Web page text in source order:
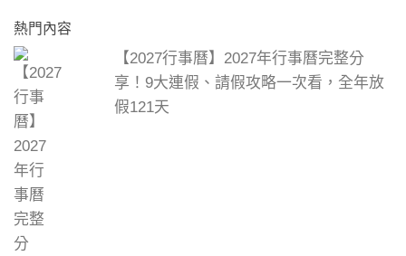
熱門內容
【2027行事曆】2027年行事曆完整分
享！9大連假、請假攻略一次看，全年放
假121天